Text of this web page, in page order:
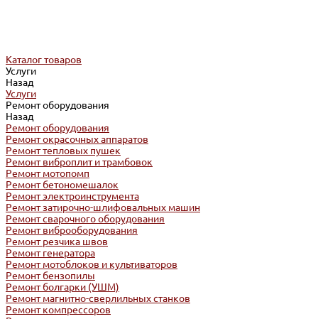
Каталог товаров
Услуги
Назад
Услуги
Ремонт оборудования
Назад
Ремонт оборудования
Ремонт окрасочных аппаратов
Ремонт тепловых пушек
Ремонт виброплит и трамбовок
Ремонт мотопомп
Ремонт бетономешалок
Ремонт электроинструмента
Ремонт затирочно-шлифовальных машин
Ремонт сварочного оборудования
Ремонт виброоборудования
Ремонт резчика швов
Ремонт генератора
Ремонт мотоблоков и культиваторов
Ремонт бензопилы
Ремонт болгарки (УШМ)
Ремонт магнитно-сверлильных станков
Ремонт компрессоров